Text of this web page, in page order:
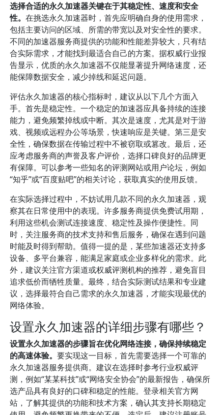
选择合适的永久加速器关键在于其稳定性、速度和安全
性。 在挑选永久加速器时，首先应明确自身的使用需求，
包括主要访问的区域、所需的带宽以及对安全性的要求。
不同的加速器服务商提供的功能和性能差异较大，只有结
合实际需求，才能找到最适合自己的方案。据权威行业报
告显示，优质的永久加速器不仅能显著提升网络速度，还
能保障数据安全，减少掉线和延迟问题。
评估永久加速器的核心指标时，建议从以下几个方面入
手。首先是稳定性。一个稳定的加速器应具备持续的连接
能力，避免频繁掉线或中断。其次是速度，尤其是对于游
戏、视频或远程办公等场景，快速响应是关键。第三是安
全性，确保数据在传输过程中不被窃取或篡改。最后，还
应考虑服务商的声誉及客户评价，选择口碑良好的品牌更
有保障。可以参考一些知名的评测网站或用户论坛，例如
“知乎”或“百度贴吧”的相关讨论，获取真实的使用反馈。
在实际选择过程中，不妨试用几款不同的永久加速器，观
察其在日常使用中的表现。许多服务商提供免费试用期，
利用这些机会测试连接速度、稳定性及操作便捷性。同
时，关注服务商的技术支持和售后服务，确保在遇到问题
时能及时得到帮助。值得一提的是，某些加速器还支持多
设备、多平台兼容，能满足家庭或企业多样化的需求。此
外，建议关注官方渠道或权威评测机构的推荐，避免盲目
追求低价而牺牲质量。最终，结合实际测试结果和专业建
议，选择最符合自己需求的永久加速器，才能实现最优的
网络体验。
设置永久加速器的详细步骤有哪些？
设置永久加速器的步骤旨在优化网络连接，确保持续稳定
的高速体验。 要实现这一目标，首先需要选择一个可靠的
永久加速器服务提供商。建议在选择时参考行业权威评
测，例如“某某科技”或“网络安全协会”的最新报告，确保所
选产品具有良好的口碑和稳定的性能。登录相关官方网
站，了解其提供的功能和技术方案，确认其支持长期稳定